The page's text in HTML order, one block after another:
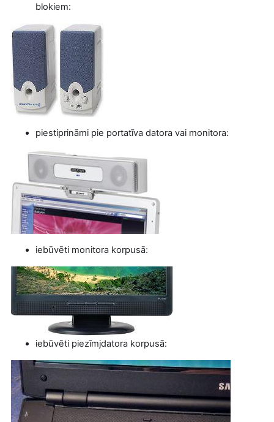
blokiem:
piestiprināmi pie portatīva datora vai monitora:
iebūvēti monitora korpusā:
iebūvēti piezīmjdatora korpusā: